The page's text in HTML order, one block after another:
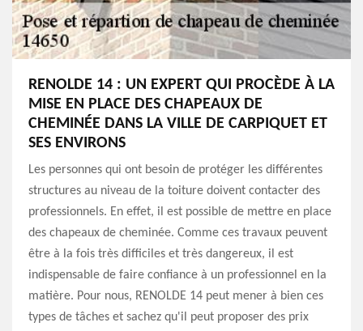
RENOLDE 14 : UN EXPERT QUI PROCÈDE À LA
MISE EN PLACE DES CHAPEAUX DE
CHEMINÉE DANS LA VILLE DE CARPIQUET ET
SES ENVIRONS
Les personnes qui ont besoin de protéger les différentes
structures au niveau de la toiture doivent contacter des
professionnels. En effet, il est possible de mettre en place
des chapeaux de cheminée. Comme ces travaux peuvent
être à la fois très difficiles et très dangereux, il est
indispensable de faire confiance à un professionnel en la
matière. Pour nous, RENOLDE 14 peut mener à bien ces
types de tâches et sachez qu'il peut proposer des prix